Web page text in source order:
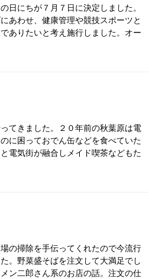
日にちが７月７日に決定しました。
あわせ、健康管理や競技スポーツと
ありたいと考え施行しました。オー
てきました。２０年前の秋葉原は電
に困っておでん缶などを食べていた
電気街が融合しメイド喫茶などもた
の掃除を手伝ってくれたので今流行
。野菜盛そばを注文して大満足でし
ン二郎さん系のお店の話。注文の仕